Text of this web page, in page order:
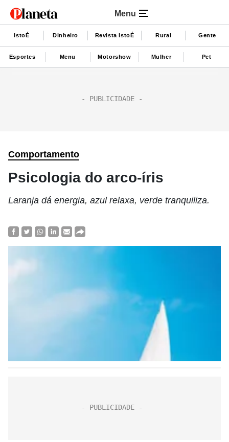
Menu
IstoÉ Dinheiro Revista IstoÉ Rural Gente
Esportes Menu Motorshow Mulher Pet
Comportamento
Psicologia do arco-íris
Laranja dá energia, azul relaxa, verde tranquiliza.